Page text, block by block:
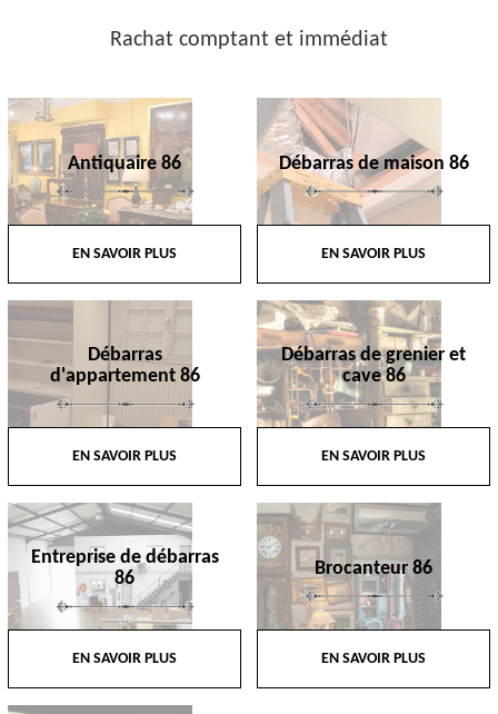
Rachat comptant et immédiat
Antiquaire 86
EN SAVOIR PLUS
Débarras de maison 86
EN SAVOIR PLUS
Débarras
d'appartement 86
EN SAVOIR PLUS
Débarras de grenier et
cave 86
EN SAVOIR PLUS
Entreprise de débarras
86
EN SAVOIR PLUS
Brocanteur 86
EN SAVOIR PLUS